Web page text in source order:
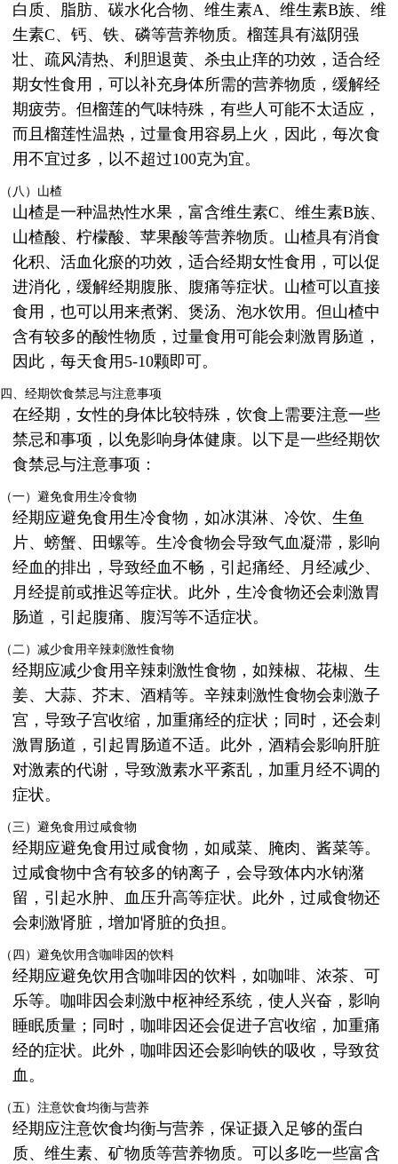
白质、脂肪、碳水化合物、维生素A、维生素B族、维
生素C、钙、铁、磷等营养物质。榴莲具有滋阴强
壮、疏风清热、利胆退黄、杀虫止痒的功效，适合经
期女性食用，可以补充身体所需的营养物质，缓解经
期疲劳。但榴莲的气味特殊，有些人可能不太适应，
而且榴莲性温热，过量食用容易上火，因此，每次食
用不宜过多，以不超过100克为宜。
（八）山楂
山楂是一种温热性水果，富含维生素C、维生素B族、
山楂酸、柠檬酸、苹果酸等营养物质。山楂具有消食
化积、活血化瘀的功效，适合经期女性食用，可以促
进消化，缓解经期腹胀、腹痛等症状。山楂可以直接
食用，也可以用来煮粥、煲汤、泡水饮用。但山楂中
含有较多的酸性物质，过量食用可能会刺激胃肠道，
因此，每天食用5-10颗即可。
四、经期饮食禁忌与注意事项
在经期，女性的身体比较特殊，饮食上需要注意一些
禁忌和事项，以免影响身体健康。以下是一些经期饮
食禁忌与注意事项：
（一）避免食用生冷食物
经期应避免食用生冷食物，如冰淇淋、冷饮、生鱼
片、螃蟹、田螺等。生冷食物会导致气血凝滞，影响
经血的排出，导致经血不畅，引起痛经、月经减少、
月经提前或推迟等症状。此外，生冷食物还会刺激胃
肠道，引起腹痛、腹泻等不适症状。
（二）减少食用辛辣刺激性食物
经期应减少食用辛辣刺激性食物，如辣椒、花椒、生
姜、大蒜、芥末、酒精等。辛辣刺激性食物会刺激子
宫，导致子宫收缩，加重痛经的症状；同时，还会刺
激胃肠道，引起胃肠道不适。此外，酒精会影响肝脏
对激素的代谢，导致激素水平紊乱，加重月经不调的
症状。
（三）避免食用过咸食物
经期应避免食用过咸食物，如咸菜、腌肉、酱菜等。
过咸食物中含有较多的钠离子，会导致体内水钠潴
留，引起水肿、血压升高等症状。此外，过咸食物还
会刺激肾脏，增加肾脏的负担。
（四）避免饮用含咖啡因的饮料
经期应避免饮用含咖啡因的饮料，如咖啡、浓茶、可
乐等。咖啡因会刺激中枢神经系统，使人兴奋，影响
睡眠质量；同时，咖啡因还会促进子宫收缩，加重痛
经的症状。此外，咖啡因还会影响铁的吸收，导致贫
血。
（五）注意饮食均衡与营养
经期应注意饮食均衡与营养，保证摄入足够的蛋白
质、维生素、矿物质等营养物质。可以多吃一些富含